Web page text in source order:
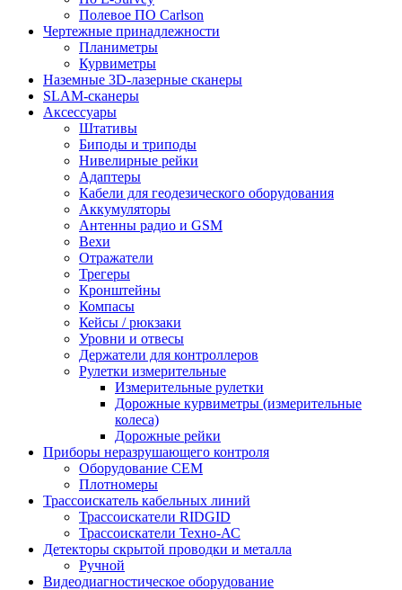
Полевое ПО Carlson
Чертежные принадлежности
Планиметры
Курвиметры
Наземные 3D-лазерные сканеры
SLAM-сканеры
Аксессуары
Штативы
Биподы и триподы
Нивелирные рейки
Адаптеры
Кабели для геодезического оборудования
Аккумуляторы
Антенны радио и GSM
Вехи
Отражатели
Трегеры
Кронштейны
Компасы
Кейсы / рюкзаки
Уровни и отвесы
Держатели для контроллеров
Рулетки измерительные
Измерительные рулетки
Дорожные курвиметры (измерительные
колеса)
Дорожные рейки
Приборы неразрушающего контроля
Оборудование CEM
Плотномеры
Трассоискатель кабельных линий
Трассоискатели RIDGID
Трассоискатели Техно-АС
Детекторы скрытой проводки и металла
Ручной
Видеодиагностическое оборудование